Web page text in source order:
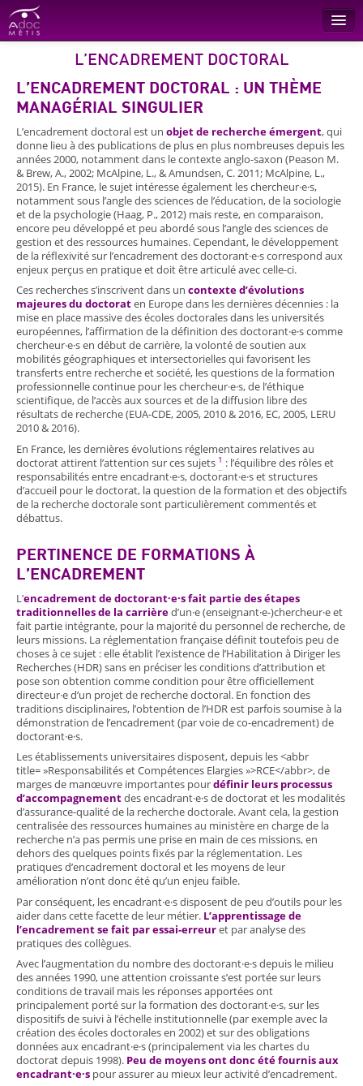
Recherche
Conseil
L’entreprise
Références
Contact
L’ENCADREMENT DOCTORAL
L’ENCADREMENT DOCTORAL : UN THÈME
MANAGÉRIAL SINGULIER
L’encadrement doctoral est un objet de recherche émergent, qui
donne lieu à des publications de plus en plus nombreuses depuis les
années 2000, notamment dans le contexte anglo-saxon (Peason M.
& Brew, A., 2002; McAlpine, L., & Amundsen, C. 2011; McAlpine, L.,
2015). En France, le sujet intéresse également les chercheur·e·s,
notamment sous l’angle des sciences de l’éducation, de la sociologie
et de la psychologie (Haag, P., 2012) mais reste, en comparaison,
encore peu développé et peu abordé sous l’angle des sciences de
gestion et des ressources humaines. Cependant, le développement
de la réflexivité sur l’encadrement des doctorant·e·s correspond aux
enjeux perçus en pratique et doit être articulé avec celle-ci.
Ces recherches s’inscrivent dans un contexte d’évolutions
majeures du doctoraten Europe dans les dernières décennies : la
mise en place massive des écoles doctorales dans les universités
européennes, l’affirmation de la définition des doctorant·e·s comme
chercheur·e·s en début de carrière, la volonté de soutien aux
mobilités géographiques et intersectorielles qui favorisent les
transferts entre recherche et société, les questions de la formation
professionnelle continue pour les chercheur·e·s, de l’éthique
scientifique, de l’accès aux sources et de la diffusion libre des
résultats de recherche (EUA-CDE, 2005, 2010 & 2016, EC, 2005, LERU
2010 & 2016).
En France, les dernières évolutions réglementaires relatives au
doctorat attirent l’attention sur ces sujets 1 : l’équilibre des rôles et
responsabilités entre encadrant·e·s, doctorant·e·s et structures
d’accueil pour le doctorat, la question de la formation et des objectifs
de la recherche doctorale sont particulièrement commentés et
débattus.
PERTINENCE DE FORMATIONS À
L’ENCADREMENT
L’encadrement de doctorant·e·s fait partie des étapes
traditionnelles de la carrièred’un·e (enseignant·e-)chercheur·e et
fait partie intégrante, pour la majorité du personnel de recherche, de
leurs missions. La réglementation française définit toutefois peu de
choses à ce sujet : elle établit l’existence de l’Habilitation à Diriger les
Recherches (HDR) sans en préciser les conditions d’attribution et
pose son obtention comme condition pour être officiellement
directeur·e d’un projet de recherche doctoral. En fonction des
traditions disciplinaires, l’obtention de l’HDR est parfois soumise à la
démonstration de l’encadrement (par voie de co-encadrement) de
doctorant·e·s.
Les établissements universitaires disposent, depuis les <abbr
title= »Responsabilités et Compétences Elargies »>RCE</abbr>, de
marges de manœuvre importantes pourdéfinir leurs processus
d’accompagnementdes encadrant·e·s de doctorat et les modalités
d’assurance-qualité de la recherche doctorale. Avant cela, la gestion
centralisée des ressources humaines au ministère en charge de la
recherche n’a pas permis une prise en main de ces missions, en
dehors des quelques points fixés par la réglementation. Les
pratiques d’encadrement doctoral et les moyens de leur
amélioration n’ont donc été qu’un enjeu faible.
Par conséquent, les encadrant·e·s disposent de peu d’outils pour les
aider dans cette facette de leur métier. L’apprentissage de
l’encadrement se fait par essai-erreuret par analyse des
pratiques des collègues.
Avec l’augmentation du nombre des doctorant·e·s depuis le milieu
des années 1990, une attention croissante s’est portée sur leurs
conditions de travail mais les réponses apportées ont
principalement porté sur la formation des doctorant·e·s, sur les
dispositifs de suivi à l’échelle institutionnelle (par exemple avec la
création des écoles doctorales en 2002) et sur des obligations
données aux encadrant·e·s (principalement via les chartes du
doctorat depuis 1998). Peu de moyens ont donc été fournis aux
encadrant·e·s pour assurer au mieux leur activité d’encadrement.